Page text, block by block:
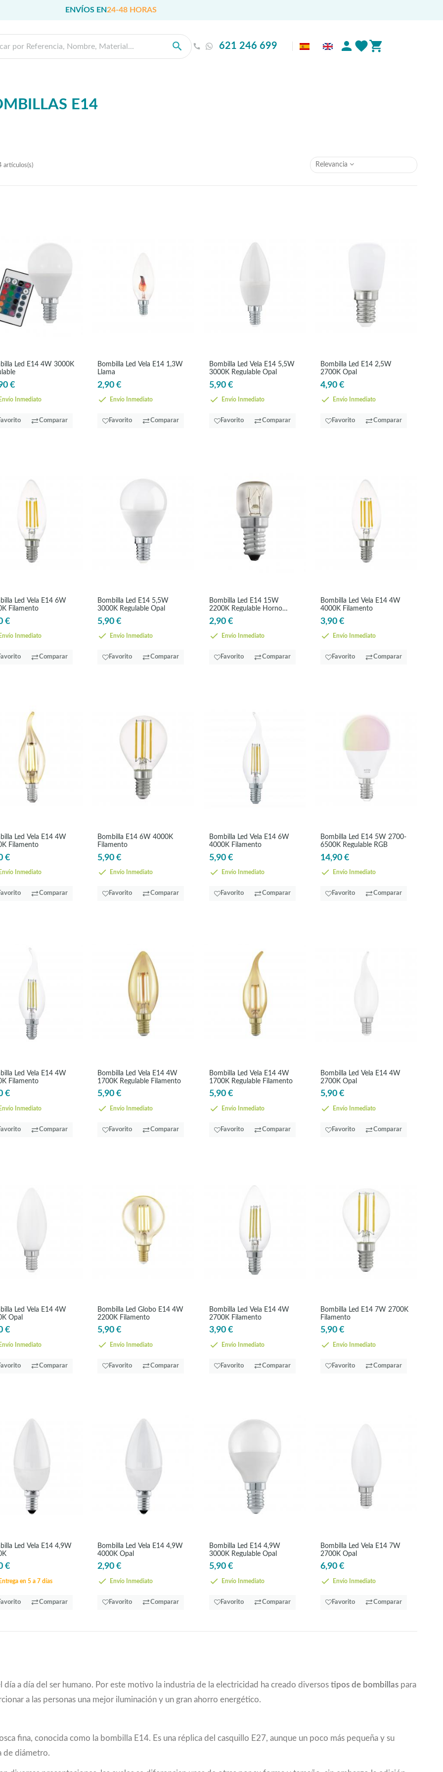
ENVÍOS EN24-48 HORAS
621 246 699
E14
artículos(s) Relevancia
Led E14 4W 3000K
€
Envío Inmediato
Comparar
Bombilla Led Vela E14 1,3W
Llama
2,90 €
Envío Inmediato
Favorito Comparar
Bombilla Led Vela E14 5,5W
3000K Regulable Opal
5,90 €
Envío Inmediato
Favorito Comparar
Bombilla Led E14 2,5W
2700K Opal
4,90 €
Envío Inmediato
Favorito Comparar
Led Vela E14 6W
Filamento
€
Envío Inmediato
Comparar
Bombilla Led E14 5,5W
3000K Regulable Opal
5,90 €
Envío Inmediato
Favorito Comparar
Bombilla Led E14 15W
2200K Regulable Horno
300ºC
2,90 €
Envío Inmediato
Favorito Comparar
Bombilla Led Vela E14 4W
4000K Filamento
3,90 €
Envío Inmediato
Favorito Comparar
Led Vela E14 4W
Filamento
€
Envío Inmediato
Comparar
Bombilla E14 6W 4000K
Filamento
5,90 €
Envío Inmediato
Favorito Comparar
Bombilla Led Vela E14 6W
4000K Filamento
5,90 €
Envío Inmediato
Favorito Comparar
Bombilla Led E14 5W 2700-
6500K Regulable RGB
14,90 €
Envío Inmediato
Favorito Comparar
Led Vela E14 4W
Filamento
€
Envío Inmediato
Comparar
Bombilla Led Vela E14 4W
1700K Regulable Filamento
5,90 €
Envío Inmediato
Favorito Comparar
Bombilla Led Vela E14 4W
1700K Regulable Filamento
5,90 €
Envío Inmediato
Favorito Comparar
Bombilla Led Vela E14 4W
2700K Opal
5,90 €
Envío Inmediato
Favorito Comparar
Led Vela E14 4W
Opal
€
Envío Inmediato
Comparar
Bombilla Led Globo E14 4W
2200K Filamento
5,90 €
Envío Inmediato
Favorito Comparar
Bombilla Led Vela E14 4W
2700K Filamento
3,90 €
Envío Inmediato
Favorito Comparar
Bombilla Led E14 7W 2700K
Filamento
5,90 €
Envío Inmediato
Favorito Comparar
Led Vela E14 4,9W
€
Entrega en 5 a 7 días
Comparar
Bombilla Led Vela E14 4,9W
4000K Opal
2,90 €
Envío Inmediato
Favorito Comparar
Bombilla Led E14 4,9W
3000K Regulable Opal
5,90 €
Envío Inmediato
Favorito Comparar
Bombilla Led Vela E14 7W
2700K Opal
6,90 €
Envío Inmediato
Favorito Comparar
a día del ser humano. Por este motivo la industria de la electricidad ha creado diversos tipos de bombillas para
a las personas una mejor iluminación y un gran ahorro energético.
fina, conocida como la bombilla E14. Es una réplica del casquillo E27, aunque un poco más pequeña y su
de diámetro.